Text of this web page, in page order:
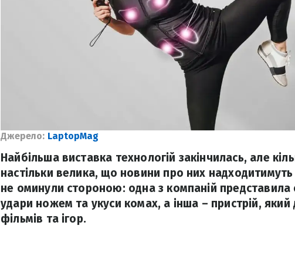
Джерело: LaptopMag
Найбільша виставка технологій закінчилась, але
настільки велика, що новини про них надходитимуть
не оминули стороною: одна з компаній представила
удари ножем та укуси комах, а інша – пристрій, який
фільмів та ігор.